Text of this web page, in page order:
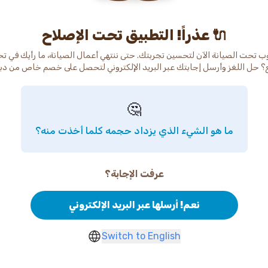
عذراً! التطبيق تحت الإصلاح 🔌
تحت الصيانة الآن لتحسين تجربتك. حتى ننتهي أعمال الصيانة، ما رأيك في
🤔
ما هو الشيء الذي يزداد حجمه كلما أخذت منه؟
عرفت الإجابة؟
نعم! أرسلها عبر البريد الإلكتروني
Switch to English